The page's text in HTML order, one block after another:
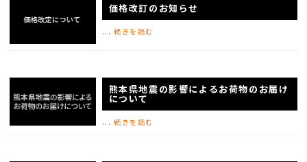
価格改訂のお知らせ
... 続きを読む
熊本県地震の影響によるお荷物のお届け
について
... 続きを読む